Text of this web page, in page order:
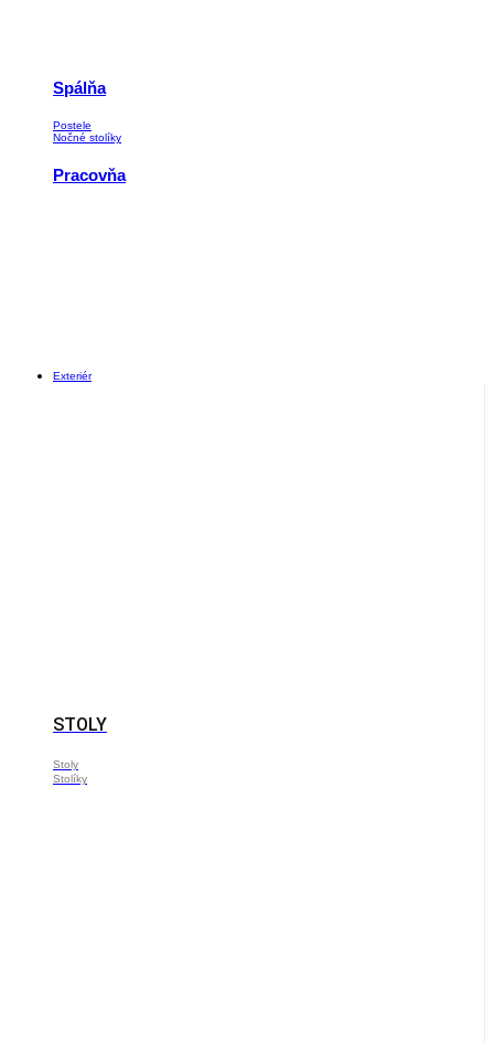
Spálňa
Postele
Nočné stolíky
Pracovňa
Exteriér
STOLY
Stoly
Stolíky